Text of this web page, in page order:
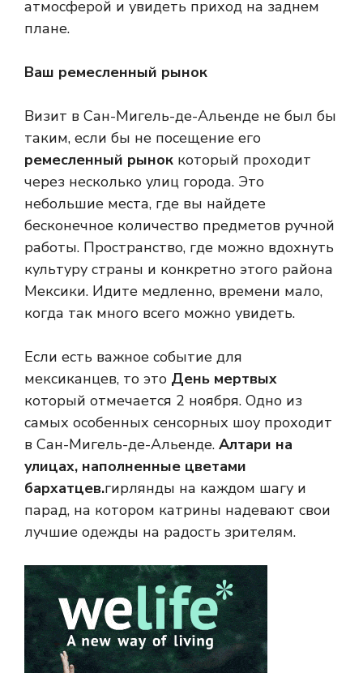
атмосферой и увидеть приход на заднем
плане.
Ваш ремесленный рынок
Визит в Сан-Мигель-де-Альенде не был бы
таким, если бы не посещение его
ремесленный рынок который проходит
через несколько улиц города. Это
небольшие места, где вы найдете
бесконечное количество предметов ручной
работы. Пространство, где можно вдохнуть
культуру страны и конкретно этого района
Мексики. Идите медленно, времени мало,
когда так много всего можно увидеть.
Если есть важное событие для
мексиканцев, то это День мертвых
который отмечается 2 ноября. Одно из
самых особенных сенсорных шоу проходит
в Сан-Мигель-де-Альенде. Алтари на
улицах, наполненные цветами
бархатцев.гирлянды на каждом шагу и
парад, на котором катрины надевают свои
лучшие одежды на радость зрителям.